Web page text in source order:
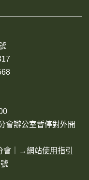
會辦公室暫停對外開
會 ｜→網站使用指引